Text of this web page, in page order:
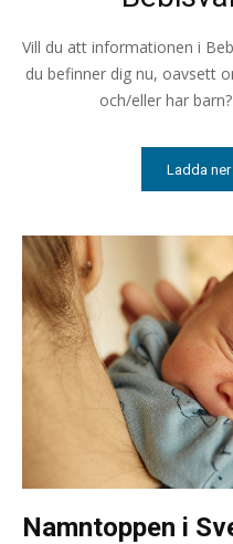
Vill du att informationen i
du befinner dig nu, oavsett
och/eller har
Ladda
Namntoppen i